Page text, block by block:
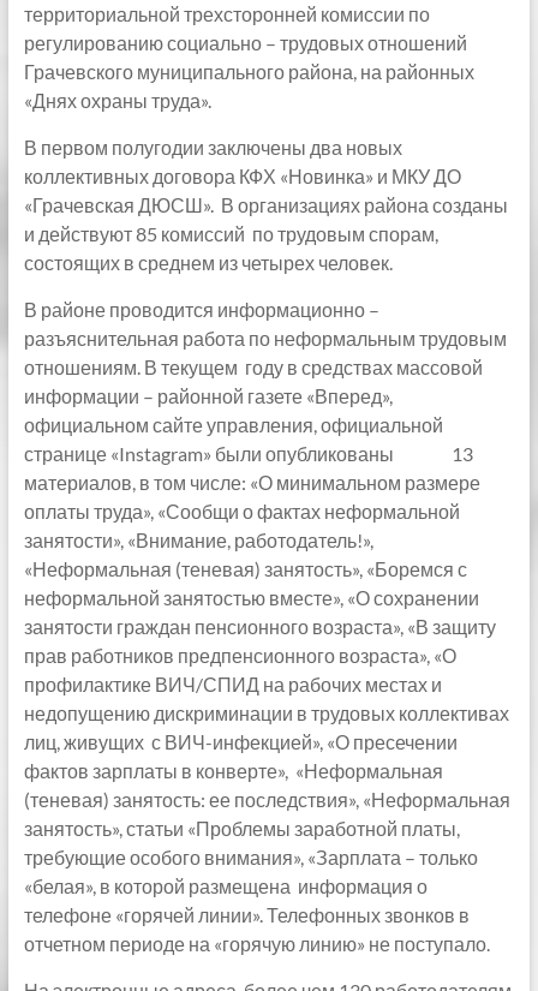
территориальной трехсторонней комиссии по
регулированию социально – трудовых отношений
Грачевского муниципального района, на районных
«Днях охраны труда».
В первом полугодии заключены два новых
коллективных договора КФХ «Новинка» и МКУ ДО
«Грачевская ДЮСШ». В организациях района созданы
и действуют 85 комиссий по трудовым спорам,
состоящих в среднем из четырех человек.
В районе проводится информационно –
разъяснительная работа по неформальным трудовым
отношениям. В текущем году в средствах массовой
информации – районной газете «Вперед»,
официальном сайте управления, официальной
странице «Instagram» были опубликованы 13
материалов, в том числе: «О минимальном размере
оплаты труда», «Сообщи о фактах неформальной
занятости», «Внимание, работодатель!»,
«Неформальная (теневая) занятость», «Боремся с
неформальной занятостью вместе», «О сохранении
занятости граждан пенсионного возраста», «В защиту
прав работников предпенсионного возраста», «О
профилактике ВИЧ/СПИД на рабочих местах и
недопущению дискриминации в трудовых коллективах
лиц, живущих с ВИЧ-инфекцией», «О пресечении
фактов зарплаты в конверте», «Неформальная
(теневая) занятость: ее последствия», «Неформальная
занятость», статьи «Проблемы заработной платы,
требующие особого внимания», «Зарплата – только
«белая», в которой размещена информация о
телефоне «горячей линии». Телефонных звонков в
отчетном периоде на «горячую линию» не поступало.